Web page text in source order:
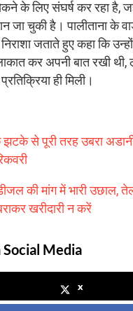
के लिए संघर्ष कर रहा है,
जा चुकी है। पालीताना के
जताते हुए कहा कि
कर अपनी बात रखी थी,
ही मिली।
के झटके से पूरी तरह उबरा
की मांग में भारी उछाल,
खरीदारी न करें
Social Media
x